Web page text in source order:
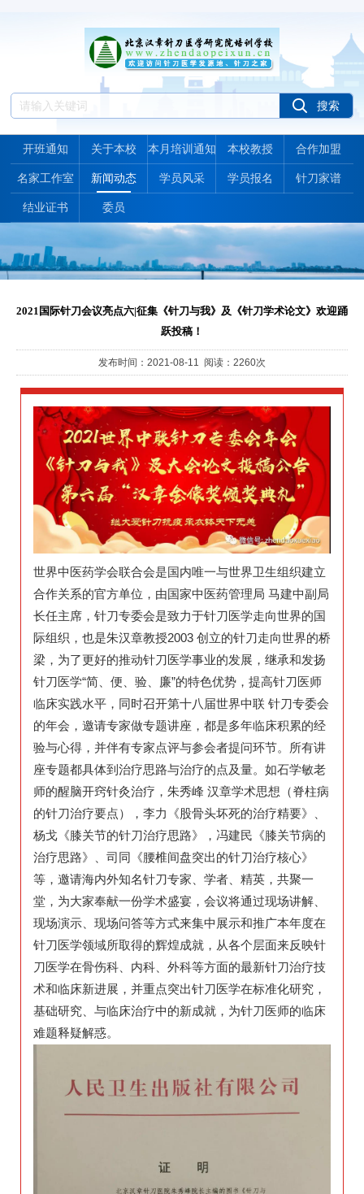
开班通知 关于本校 本月培训通知 本校教授 合作加盟
名家工作室 新闻动态 学员风采 学员报名 针刀家谱
结业证书 委员
2021国际针刀会议亮点六|征集《针刀与我》及《针刀学术论文》欢迎踊
跃投稿！
发布时间：2021-08-11 阅读：2260次
世界中医药学会联合会是国内唯一与世界卫生组织建立
合作关系的官方单位，由国家中医药管理局 马建中副局
长任主席，针刀专委会是致力于针刀医学走向世界的国
际组织，也是朱汉章教授2003 创立的针刀走向世界的桥
梁，为了更好的推动针刀医学事业的发展，继承和发扬
针刀医学“简、便、验、廉”的特色优势，提高针刀医师
临床实践水平，同时召开第十八届世界中联 针刀专委会
的年会，邀请专家做专题讲座，都是多年临床积累的经
验与心得，并伴有专家点评与参会者提问环节。所有讲
座专题都具体到治疗思路与治疗的点及量。如石学敏老
师的醒脑开窍针灸治疗，朱秀峰 汉章学术思想（脊柱病
的针刀治疗要点），李力《股骨头坏死的治疗精要》、
杨戈《膝关节的针刀治疗思路》，冯建民《膝关节病的
治疗思路》、司同《腰椎间盘突出的针刀治疗核心》
等，邀请海内外知名针刀专家、学者、精英，共聚一
堂，为大家奉献一份学术盛宴，会议将通过现场讲解、
现场演示、现场问答等方式来集中展示和推广本年度在
针刀医学领域所取得的辉煌成就，从各个层面来反映针
刀医学在骨伤科、内科、外科等方面的最新针刀治疗技
术和临床新进展，并重点突出针刀医学在标准化研究，
基础研究、与临床治疗中的新成就，为针刀医师的临床
难题释疑解惑。